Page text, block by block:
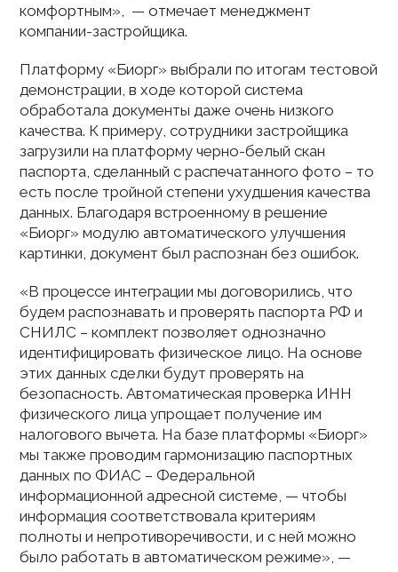
комфортным», — отмечает менеджмент
компании-застройщика.
Платформу «Биорг» выбрали по итогам тестовой
демонстрации, в ходе которой система
обработала документы даже очень низкого
качества. К примеру, сотрудники застройщика
загрузили на платформу черно-белый скан
паспорта, сделанный с распечатанного фото – то
есть после тройной степени ухудшения качества
данных. Благодаря встроенному в решение
«Биорг» модулю автоматического улучшения
картинки, документ был распознан без ошибок.
«В процессе интеграции мы договорились, что
будем распознавать и проверять паспорта РФ и
СНИЛС – комплект позволяет однозначно
идентифицировать физическое лицо. На основе
этих данных сделки будут проверять на
безопасность. Автоматическая проверка ИНН
физического лица упрощает получение им
налогового вычета. На базе платформы «Биорг»
мы также проводим гармонизацию паспортных
данных по ФИАС – Федеральной
информационной адресной системе, — чтобы
информация соответствовала критериям
полноты и непротиворечивости, и с ней можно
было работать в автоматическом режиме», —